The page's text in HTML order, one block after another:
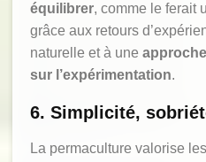
équilibrer, comme le ferait
grâce aux retours
naturelle et à une
sur l’expérimentation.
6. Simplicité,
La permaculture valorise